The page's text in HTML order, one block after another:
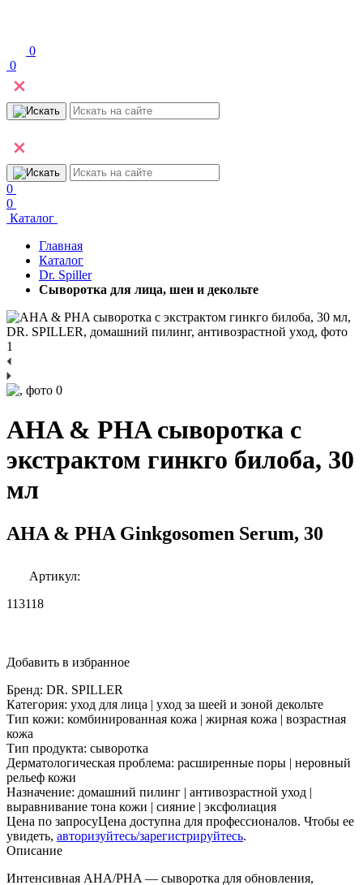
0
0
0
0
Каталог
Главная
Каталог
Dr. Spiller
Сыворотка для лица, шеи и декольте
AHA & PHA сыворотка с
экстрактом гинкго билоба, 30
мл
AHA & PHA Ginkgosomen Serum, 30
Артикул:
113118
Добавить в избранное
Бренд: DR. SPILLER
Категория: уход для лица | уход за шеей и зоной декольте
Тип кожи: комбинированная кожа | жирная кожа | возрастная
кожа
Тип продукта: сыворотка
Дерматологическая проблема: расширенные поры | неровный
рельеф кожи
Назначение: домашний пилинг | антивозрастной уход |
выравнивание тона кожи | сияние | эксфолиация
Цена по запросуЦена доступна для профессионалов. Чтобы ее
увидеть, авторизуйтесь/зарегистрируйтесь.
Описание
Интенсивная AHA/PHA — сыворотка для обновления,